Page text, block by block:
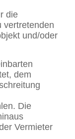
die
vertretenden
und/oder
dem
Die
Vermieter